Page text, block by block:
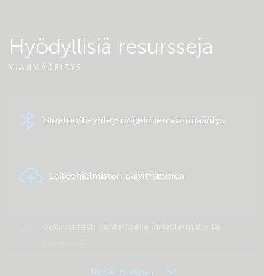
Hyödyllisiä resursseja
VIANMÄÄRITYS
Bluetooth-yhteysongelmien vianmääritys
Laiteohjelmiston päivittäminen
Näytä enemmän